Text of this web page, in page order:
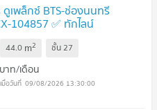
ดูเพล็กซ์ BTS-ช่องนนทรี
104857 ✅ ทักไลน์
านมืออาชีพ ✅
44.0 m2 ชั้น27
บาท/เดือน
09/08/2026 13:30:00